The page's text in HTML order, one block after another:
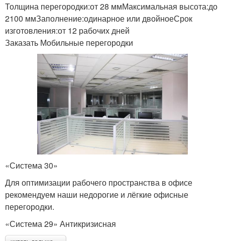
Толщина перегородки:от 28 ммМаксимальная высота:до
2100 ммЗаполнение:одинарное или двойноеСрок
изготовления:от 12 рабочих дней
Заказать Мобильные перегородки
«Система 30»
Для оптимизации рабочего пространства в офисе
рекомендуем наши недорогие и лёгкие офисные
перегородки.
«Система 29» Антикризисная